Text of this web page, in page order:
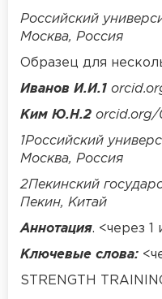
Российский
Москва, Россия
Образец для
Иванов И.И.1
Ким Ю.Н.2
1Российский
Москва, Россия
2Пекинский
Пекин, Китай
Аннотация. <через 1
Ключевые слова:
STRENGTH